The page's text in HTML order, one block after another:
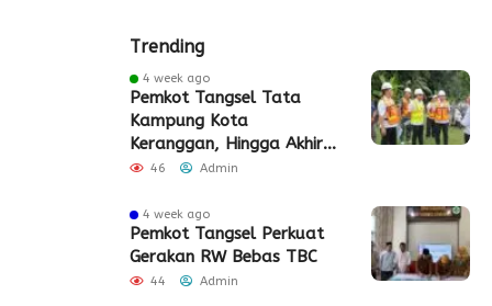
Trending
4 week ago
Pemkot Tangsel Tata
Kampung Kota
Keranggan, Hingga Akhir
2026
46 Admin
4 week ago
Pemkot Tangsel Perkuat
Gerakan RW Bebas TBC
44 Admin